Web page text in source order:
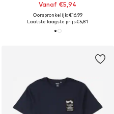
Vanaf €5,94
Oorspronkelijk: €16,99
Laatste laagste prijs:€5,81